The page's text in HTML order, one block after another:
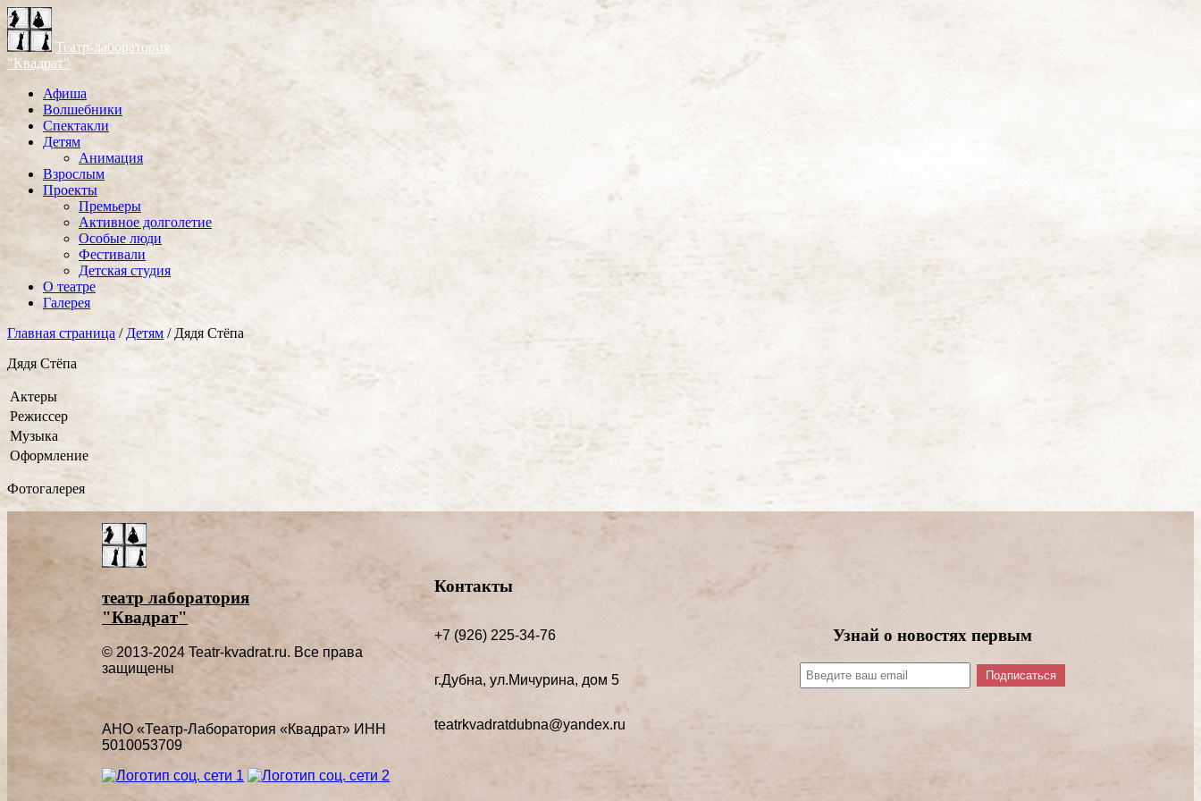
Театр-лаборатория
"Квадрат"
Афиша
Волшебники
Спектакли
Детям
Анимация
Взрослым
Проекты
Премьеры
Активное долголетие
Особые люди
Фестивали
Детская студия
О театре
Галерея
Главная страница / Детям /Дядя Стёпа
Дядя Стёпа
Актеры
Режиссер
Музыка
Оформление
Фотогалерея
театр лаборатория
"Квадрат"
© 2013-2024 Teatr-kvadrat.ru. Все права
защищены
АНО «Театр-Лаборатория «Квадрат» ИНН
5010053709
Контакты
+7 (926) 225-34-76
г.Дубна, ул.Мичурина, дом 5
teatrkvadratdubna@yandex.ru
Узнай о новостях первым
Подписаться